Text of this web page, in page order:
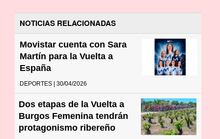
NOTICIAS RELACIONADAS
Movistar cuenta con Sara
Martín para la Vuelta a
España
DEPORTES | 30/04/2026
Dos etapas de la Vuelta a
Burgos Femenina tendrán
protagonismo ribereño